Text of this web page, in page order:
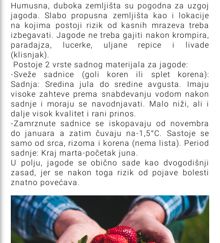
Humusna, duboka zemljišta su pogodna za uzgoj
jagoda. Slabo propusna zemljišta kao i lokacije
na kojima postoji rizik od kasnih mrazeva treba
izbegavati. Jagode ne treba gajiti nakon krompira,
paradajza, lucerke, uljane repice i livade
(klisnjak).
Postoje 2 vrste sadnog materijala za jagode:
-Sveže sadnice (goli koren ili splet korena):
Sadnja: Sredina jula do sredine avgusta. Imaju
visoke zahteve prema snabdevanju vodom nakon
sadnje i moraju se navodnjavati. Malo niži, ali i
dalje visok kvalitet i rani prinos.
-Zamrznute sadnice se iskopavaju od novembra
do januara a zatim čuvaju na-1,5°C. Sastoje se
samo od srca, rizoma i korena (nema lista). Period
sadnje: Kraj marta-početak juna.
U polju, jagode se obično sade kao dvogodišnji
zasad, jer se nakon toga rizik od pojave bolesti
znatno povećava.